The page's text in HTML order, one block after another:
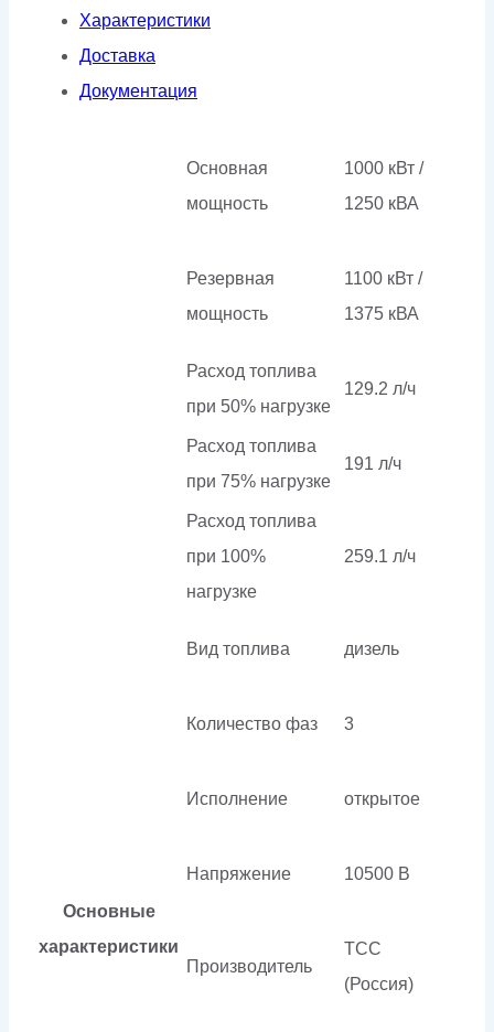
Характеристики
Доставка
Документация
Основные
характеристики
Основная
мощность
1000 кВт /
1250 кВА
Резервная
мощность
1100 кВт /
1375 кВА
Расход топлива
при 50% нагрузке
129.2 л/ч
Расход топлива
при 75% нагрузке
191 л/ч
Расход топлива
при 100%
нагрузке
259.1 л/ч
Вид топлива дизель
Количество фаз 3
Исполнение открытое
Напряжение 10500 В
Производитель
ТСС
(Россия)